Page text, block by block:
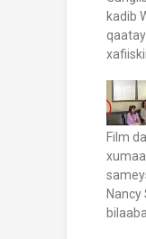
kadib
Film